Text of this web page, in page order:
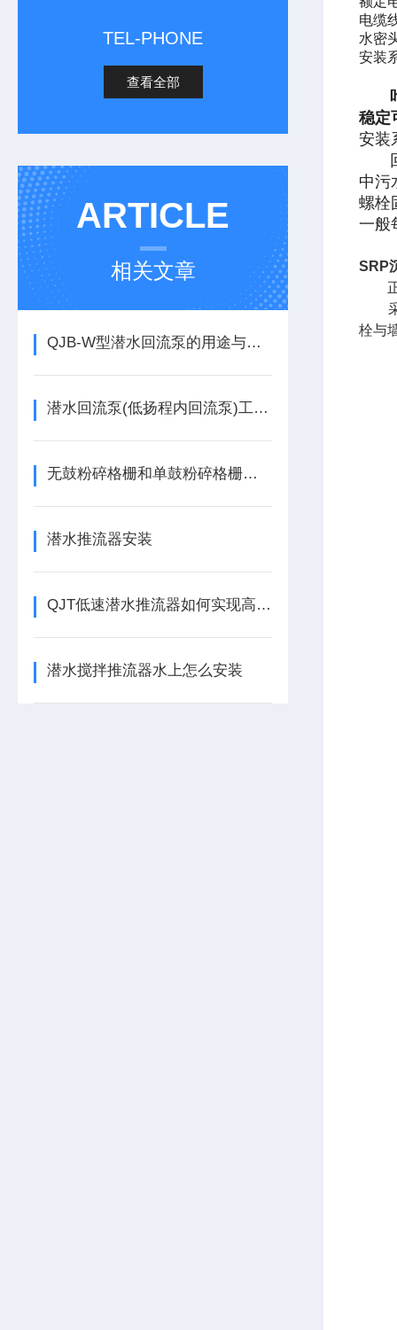
TEL-PHONE
查看全部
ARTICLE
相关文章
QJB-W型潜水回流泵的用途与特点有哪些
潜水回流泵(低扬程内回流泵)工作原理
无鼓粉碎格栅和单鼓粉碎格栅区别工作原理
潜水推流器安装
QJT低速潜水推流器如何实现高效水体循环
潜水搅拌推流器水上怎么安装
电缆
水密
安装
稳定
安装
回
中污
螺栓
一般
SRP
正
采
栓与